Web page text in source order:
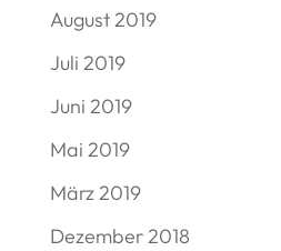
August 2019
Juli 2019
Juni 2019
Mai 2019
März 2019
Dezember 2018